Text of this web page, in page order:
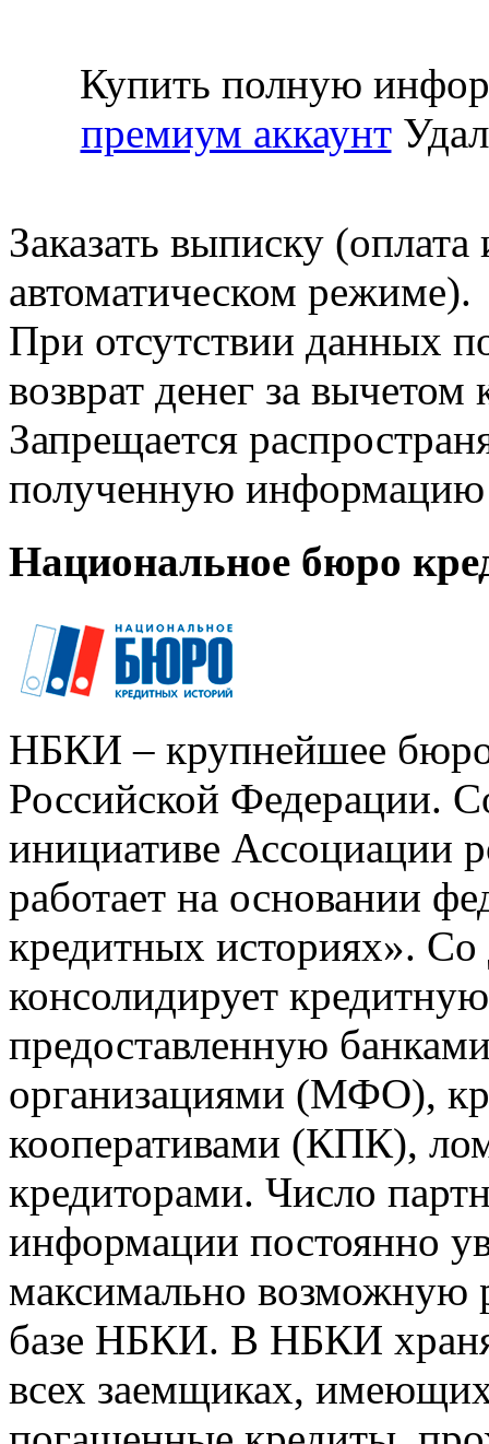
Купить полную
премиум аккаунт
Заказать выписку
автоматическом режиме).
При отсутствии данных
возврат денег за
Запрещается
полученную информацию
Национальное бюро
НБКИ – крупнейшее
Российской Федерации.
инициативе Ассоциации
работает на основании
кредитных историях».
консолидирует
предоставленную
организациями (МФО),
кооперативами (КПК),
кредиторами. Число
информации постоянно
максимально возможную
базе НБКИ. В НБКИ
всех заемщиках,